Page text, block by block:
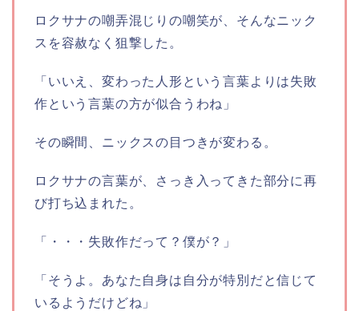
ロクサナの嘲弄混じりの嘲笑が、そんなニック
スを容赦なく狙撃した。
「いいえ、変わった人形という言葉よりは失敗
作という言葉の方が似合うわね」
その瞬間、ニックスの目つきが変わる。
ロクサナの言葉が、さっき入ってきた部分に再
び打ち込まれた。
「・・・失敗作だって？僕が？」
「そうよ。あなた自身は自分が特別だと信じて
いるようだけどね」